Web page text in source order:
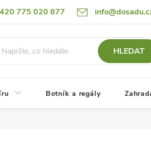
775 020 877
a vrácení zboží Blog Fotogalerie
HLEDAT
Botník a regály